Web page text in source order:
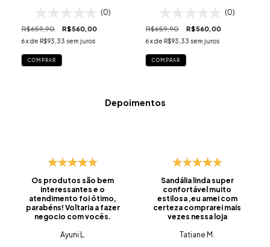
(0)
R$659,90 R$560,00
6x de R$93,33 sem juros
COMPRAR
(0)
R$659,90 R$560,00
6x de R$93,33 sem juros
COMPRAR
Depoimentos
Os produtos são bem
interessantes e o
atendimento foi ótimo,
parabéns! Voltaria a fazer
negocio com vocês.
Ayuni L.
Sandália linda super
confortável muito
estilosa ,eu amei com
certeza comprarei mais
vezes nessa loja
Tatiane M.